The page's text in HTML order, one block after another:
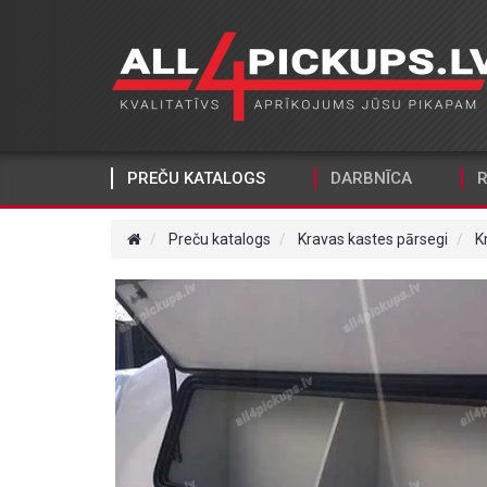
PREČU KATALOGS DARBNĪCA
Preču katalogs Kravas kastes pārsegi